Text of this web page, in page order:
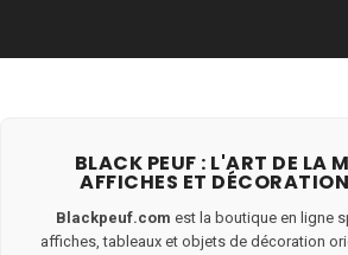
BLACK PEUF : L'ART DE LA
AFFICHES ET
Blackpeuf.com est la boutique en ligne
affiches, tableaux et objets de décoration